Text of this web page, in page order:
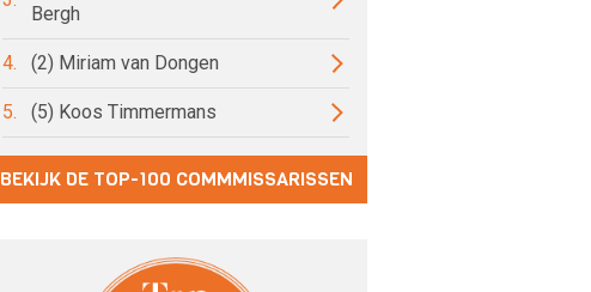
Bergh
4. (2) Miriam van Dongen
5. (5) Koos Timmermans
BEKIJK DE TOP-100 COMMMISSARISSEN